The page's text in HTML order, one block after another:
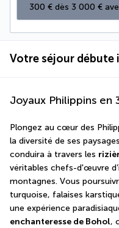
300 € dès 3 000 €
Votre séjour débute
Joyaux Philippins en
Plongez au cœur des
la diversité de ses
conduira à travers les
véritables chefs-d'œuvre
montagnes. Vous
turquoise, falaises
une expérience
enchanteresse de Bohol,